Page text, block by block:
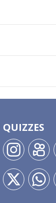
QUIZZES